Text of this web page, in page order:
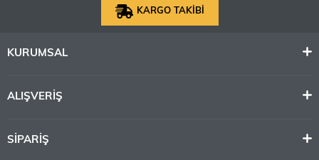
KARGO TAKİBİ
KURUMSAL
ALIŞVERİŞ
SİPARİŞ